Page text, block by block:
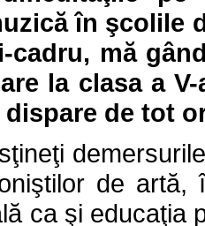
în şcolile
cadru, mă
la clasa a V-
dispare de tot
de
ca şi educaţia